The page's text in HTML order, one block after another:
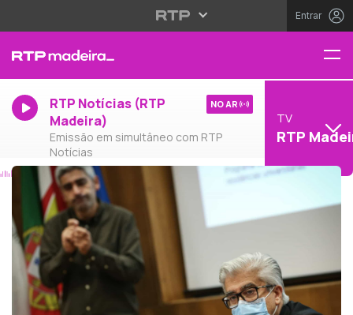
Entrar
RTP Notícias (RTP
Madeira)
Emissão em simultâneo com RTP
Notícias
NO AR
TV
RTP